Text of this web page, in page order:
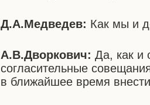
Д.А.Медведев: Как мы и
А.В.Дворкович:Да, как и
согласительные
в ближайшее время